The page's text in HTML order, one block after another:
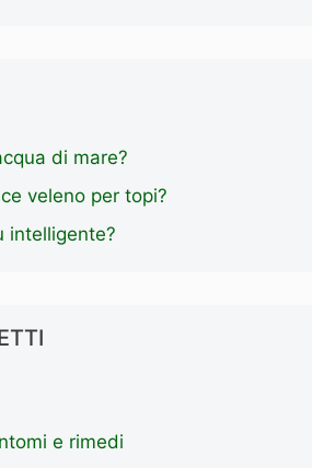
di mare?
veleno per topi?
intelligente?
e rimedi